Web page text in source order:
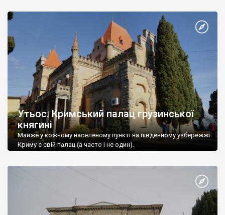
Утьос. Кримський палац грузинської
княгині
Майже у кожному населеному пункті на південному узбережжі
Криму є свій палац (а часто і не один).